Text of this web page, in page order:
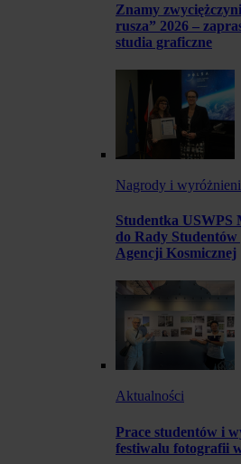
Znamy
rusza” 2026 –
studia graficzne
Nagrody i
Studentka USWPS
do Rady Studentów
Agencji Kosmicznej
Aktualności
Prace studentów i
festiwalu fotografii